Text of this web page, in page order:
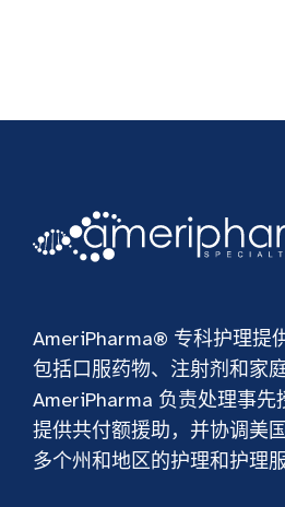
AmeriPharma® 专科护理提
包括口服药物、注射剂和家庭
AmeriPharma 负责处理事先
提供共付额援助，并协调美
多个州和地区的护理和护理服